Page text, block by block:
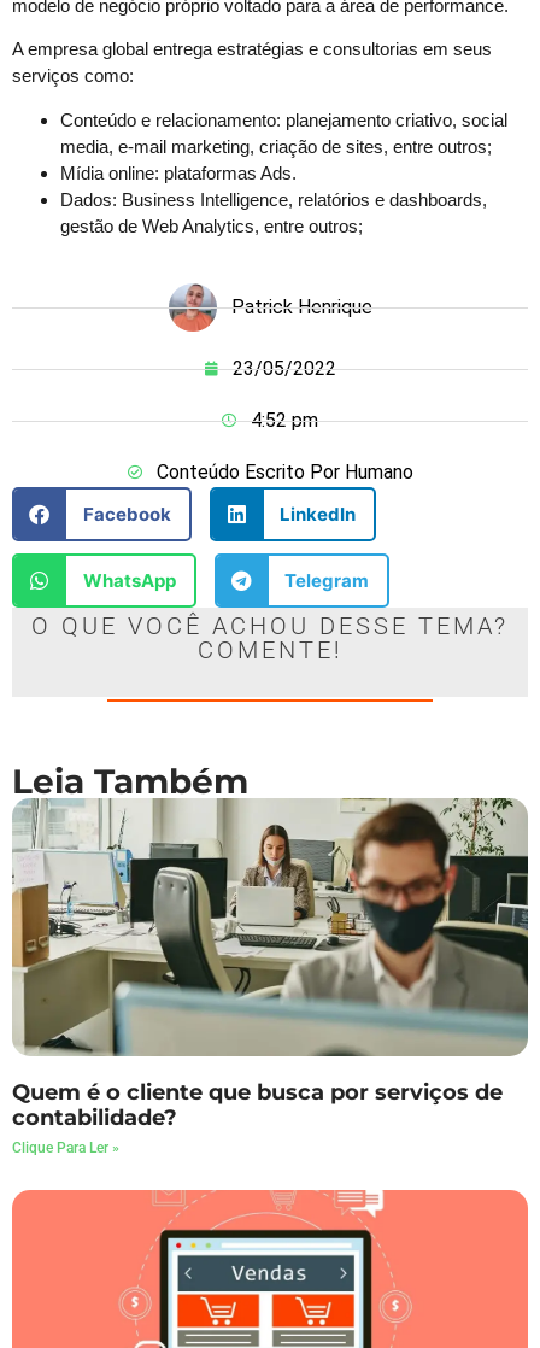
modelo de negócio próprio voltado para a área de performance.
A empresa global entrega estratégias e consultorias em seus
serviços como:
Conteúdo e relacionamento: planejamento criativo, social
media, e-mail marketing, criação de sites, entre outros;
Mídia online: plataformas Ads.
Dados: Business Intelligence, relatórios e dashboards,
gestão de Web Analytics, entre outros;
Patrick Henrique
23/05/2022
4:52 pm
Conteúdo Escrito Por Humano
Facebook
LinkedIn
WhatsApp Telegram
O QUE VOCÊ ACHOU DESSE TEMA?
COMENTE!
Quem é o cliente que busca por serviços de
contabilidade?
Clique Para Ler »
Leia Também